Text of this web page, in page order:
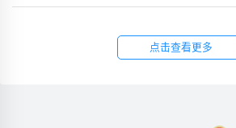
点击查看更多